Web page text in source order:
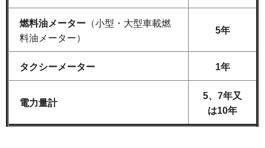
燃料油メーター （小型・大型車載燃
料油メーター）
5年
タクシーメーター 1年
電力量計
5、7年又
は10年